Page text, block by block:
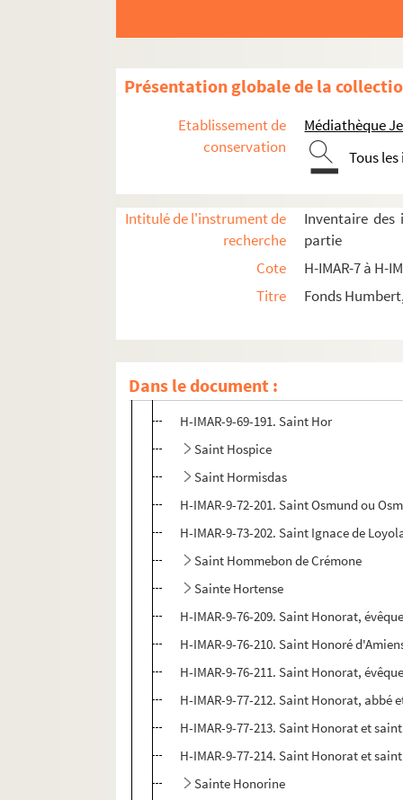
Présentation globale de la
Etablissement de
conservation
Médiathèque
Tous
Intitulé de l'instrument de
recherche
Inventaire des
partie
Cote
H-IMAR-7 à H-
Titre
Fonds
Dans le document :
Saint Hyacithe
H-IMAR-9-60-177. Saint Hiradus,
H-IMAR-9-61-178. Saint Vivence ou
H-IMAR-9-61-179. Saint Irénée et ses
H-IMAR-9-62-180. Saint ildephonse,
H-IMAR-9-62-181. Saint ildephonse,
H-IMAR-9-64-183. Sainte Hiltrude,
Sainte Hildegarde
H-IMAR-9-68-189. Saint Hypace, moine
H-IMAR-9-69-190. Saint Hor
H-IMAR-9-69-191. Saint Hor
Saint Hospice
Saint Hormisdas
H-IMAR-9-72-201. Saint Osmund ou
H-IMAR-9-73-202. Saint Ignace de
Saint Hommebon de Crémone
Sainte Hortense
H-IMAR-9-76-209. Saint Honorat,
H-IMAR-9-76-210. Saint Honoré
H-IMAR-9-76-211. Saint Honorat,
H-IMAR-9-77-212. Saint Honorat, abbé
H-IMAR-9-77-213. Saint Honorat et
H-IMAR-9-77-214. Saint Honorat et
Sainte Honorine